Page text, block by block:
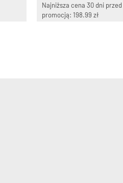
Najniższa cena 30 dni przed
promocją: 198.99 zł